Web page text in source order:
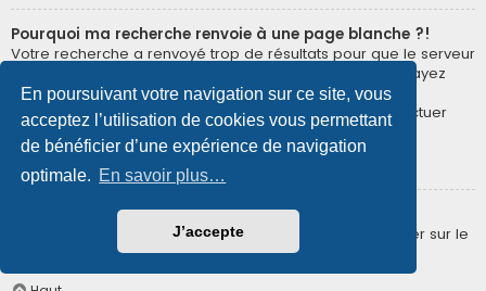
En poursuivant votre navigation sur ce site, vous
acceptez l’utilisation de cookies vous permettant
de bénéficier d’une expérience de navigation
optimale. En savoir plus…
J’accepte
Pourquoi ma recherche renvoie à une page blanche ?!
Votre recherche a renvoyé trop de résultats pour que le serveur
puisse les afficher. Utilisez la recherche avancée et essayez
d’être plus précis dans les termes employés et dans la
sélection des forums dans lesquels vous souhaitez effectuer
une recherche.
Haut
Comment puis-je rechercher des membres ?
Veuillez vous rendre sur la page « Membres » puis cliquer sur le
lien « Trouver un membre ».